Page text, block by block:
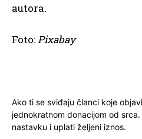
autora.
Foto:Pixabay
Ako ti se sviđaju članci koje
jednokratnom donacijom od
nastavku i uplati željeni iznos.